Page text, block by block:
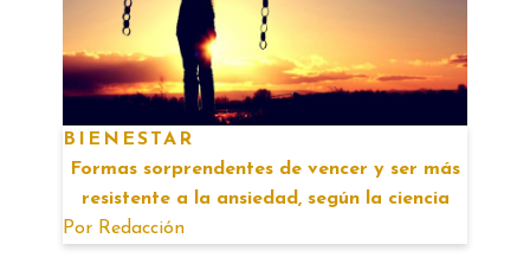
BIENESTAR
Formas sorprendentes de vencer y ser más
resistente a la ansiedad, según la ciencia
Por Redacción